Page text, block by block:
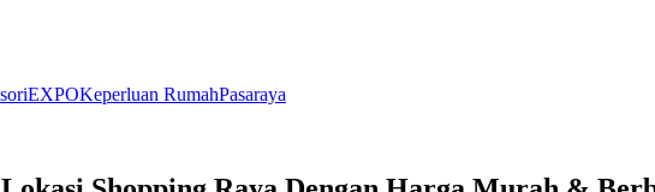
EXPOKeperluan RumahPasaraya